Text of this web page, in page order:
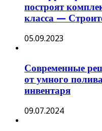
построят
класса —
05.09.2023
Современные
от умного
инвентаря
09.07.2024